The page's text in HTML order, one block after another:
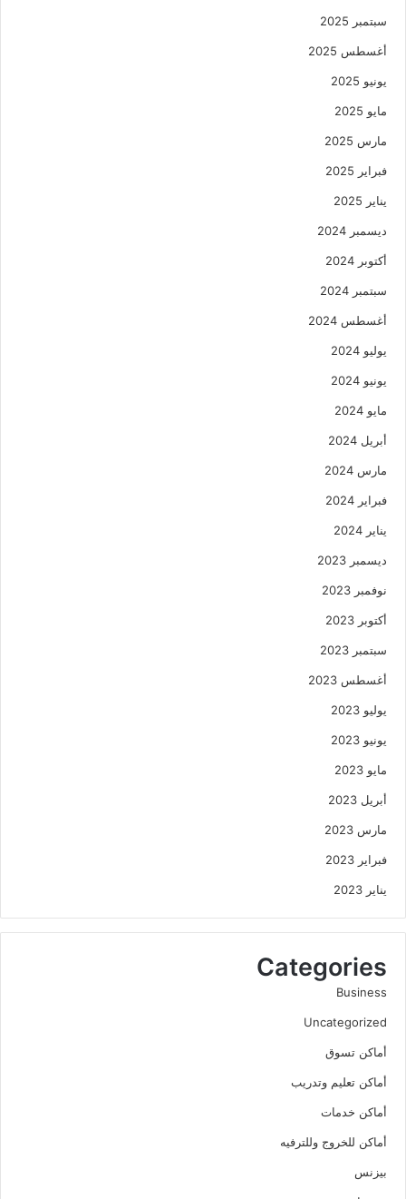
سبتمبر 2025
أغسطس 2025
يونيو 2025
مايو 2025
مارس 2025
فبراير 2025
يناير 2025
ديسمبر 2024
أكتوبر 2024
سبتمبر 2024
أغسطس 2024
يوليو 2024
يونيو 2024
مايو 2024
أبريل 2024
مارس 2024
فبراير 2024
يناير 2024
ديسمبر 2023
نوفمبر 2023
أكتوبر 2023
سبتمبر 2023
أغسطس 2023
يوليو 2023
يونيو 2023
مايو 2023
أبريل 2023
مارس 2023
فبراير 2023
يناير 2023
Categories
Business
Uncategorized
أماكن تسوق
أماكن تعليم وتدريب
أماكن خدمات
أماكن للخروج وللترفيه
بيزنس